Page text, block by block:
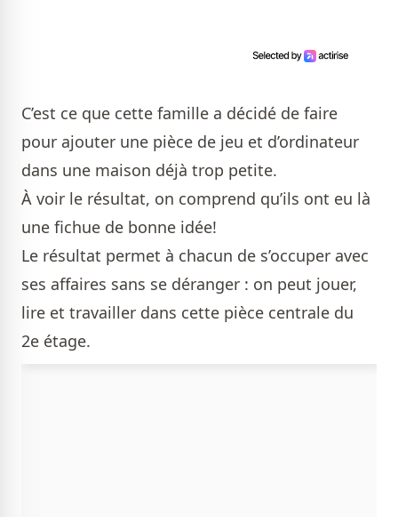
C’est ce que cette famille a décidé de faire
pour ajouter une pièce de jeu et d’ordinateur
dans une maison déjà trop petite.
À voir le résultat, on comprend qu’ils ont eu là
une fichue de bonne idée!
Le résultat permet à chacun de s’occuper avec
ses affaires sans se déranger : on peut jouer,
lire et travailler dans cette pièce centrale du
2e étage.